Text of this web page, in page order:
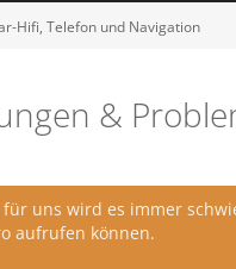
Hifi, Telefon und Navigation
&
uns wird es immer
aufrufen können.